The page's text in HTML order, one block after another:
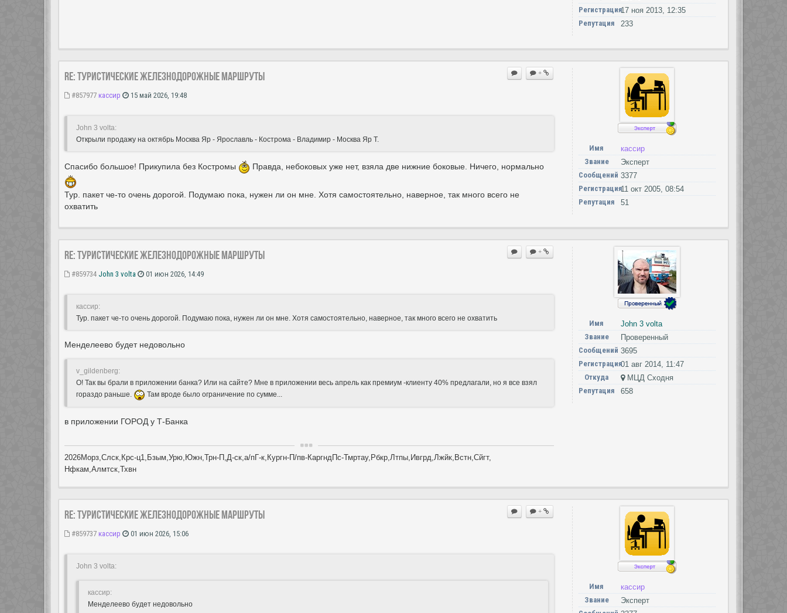
Регистрация17 ноя 2013, 12:35
Репутация
233
+
Re: Туристические железнодорожные маршруты
#857977 кассир 15 май 2026, 19:48
John 3 volta:
Открыли продажу на октябрь Москва Яр - Ярославль - Кострома - Владимир - Москва Яр Т.
Спасибо большое! Прикупила без Костромы Правда, небоковых уже нет, взяла две нижние боковые. Ничего, нормально
Тур. пакет че-то очень дорогой. Подумаю пока, нужен ли он мне. Хотя самостоятельно, наверное, так много всего не
охватить
Имя
кассир
Звание
Эксперт
Сообщений 3377
Регистрация11 окт 2005, 08:54
Репутация
51
+
Re: Туристические железнодорожные маршруты
#859734 John 3 volta 01 июн 2026, 14:49
кассир:
Тур. пакет че-то очень дорогой. Подумаю пока, нужен ли он мне. Хотя самостоятельно, наверное, так много всего не охватить
Менделеево будет недовольно
v_gildenberg:
О! Так вы брали в приложении банка? Или на сайте? Мне в приложении весь апрель как премиум -клиенту 40% предлагали, но я все взял
гораздо раньше.
Там вроде было ограничение по сумме...
в приложении ГОРОД у Т-Банка
2026Морз,Слск,Крс-ц1,Бзым,Урю,Южн,Трн-П,Д-ск,а/пГ-к,Кургн-П/пв-КаргндПс-Тмртау,Рбкр,Лтпы,Ивгрд,Лжйк,Встн,Сйгт,
Нфкам,Алмтск,Тхвн
Имя
John 3 volta
Звание
Проверенный
Сообщений 3695
Регистрация01 авг 2014, 11:47
Откуда
МЦД Сходня
Репутация
658
+
Re: Туристические железнодорожные маршруты
#859737 кассир 01 июн 2026, 15:06
John 3 volta:
кассир:
Менделеево будет недовольно
Имя
кассир
Звание
Эксперт